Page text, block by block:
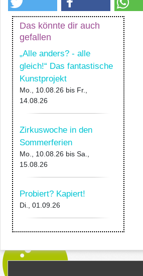
Das könnte dir auch
gefallen
„Alle anders? - alle
gleich!“ Das fantastische
Kunstprojekt
Mo., 10.08.26 bis Fr.,
14.08.26
Zirkuswoche in den
Sommerferien
Mo., 10.08.26 bis Sa.,
15.08.26
Probiert? Kapiert!
Di., 01.09.26